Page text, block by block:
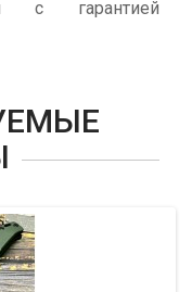
с гарантией